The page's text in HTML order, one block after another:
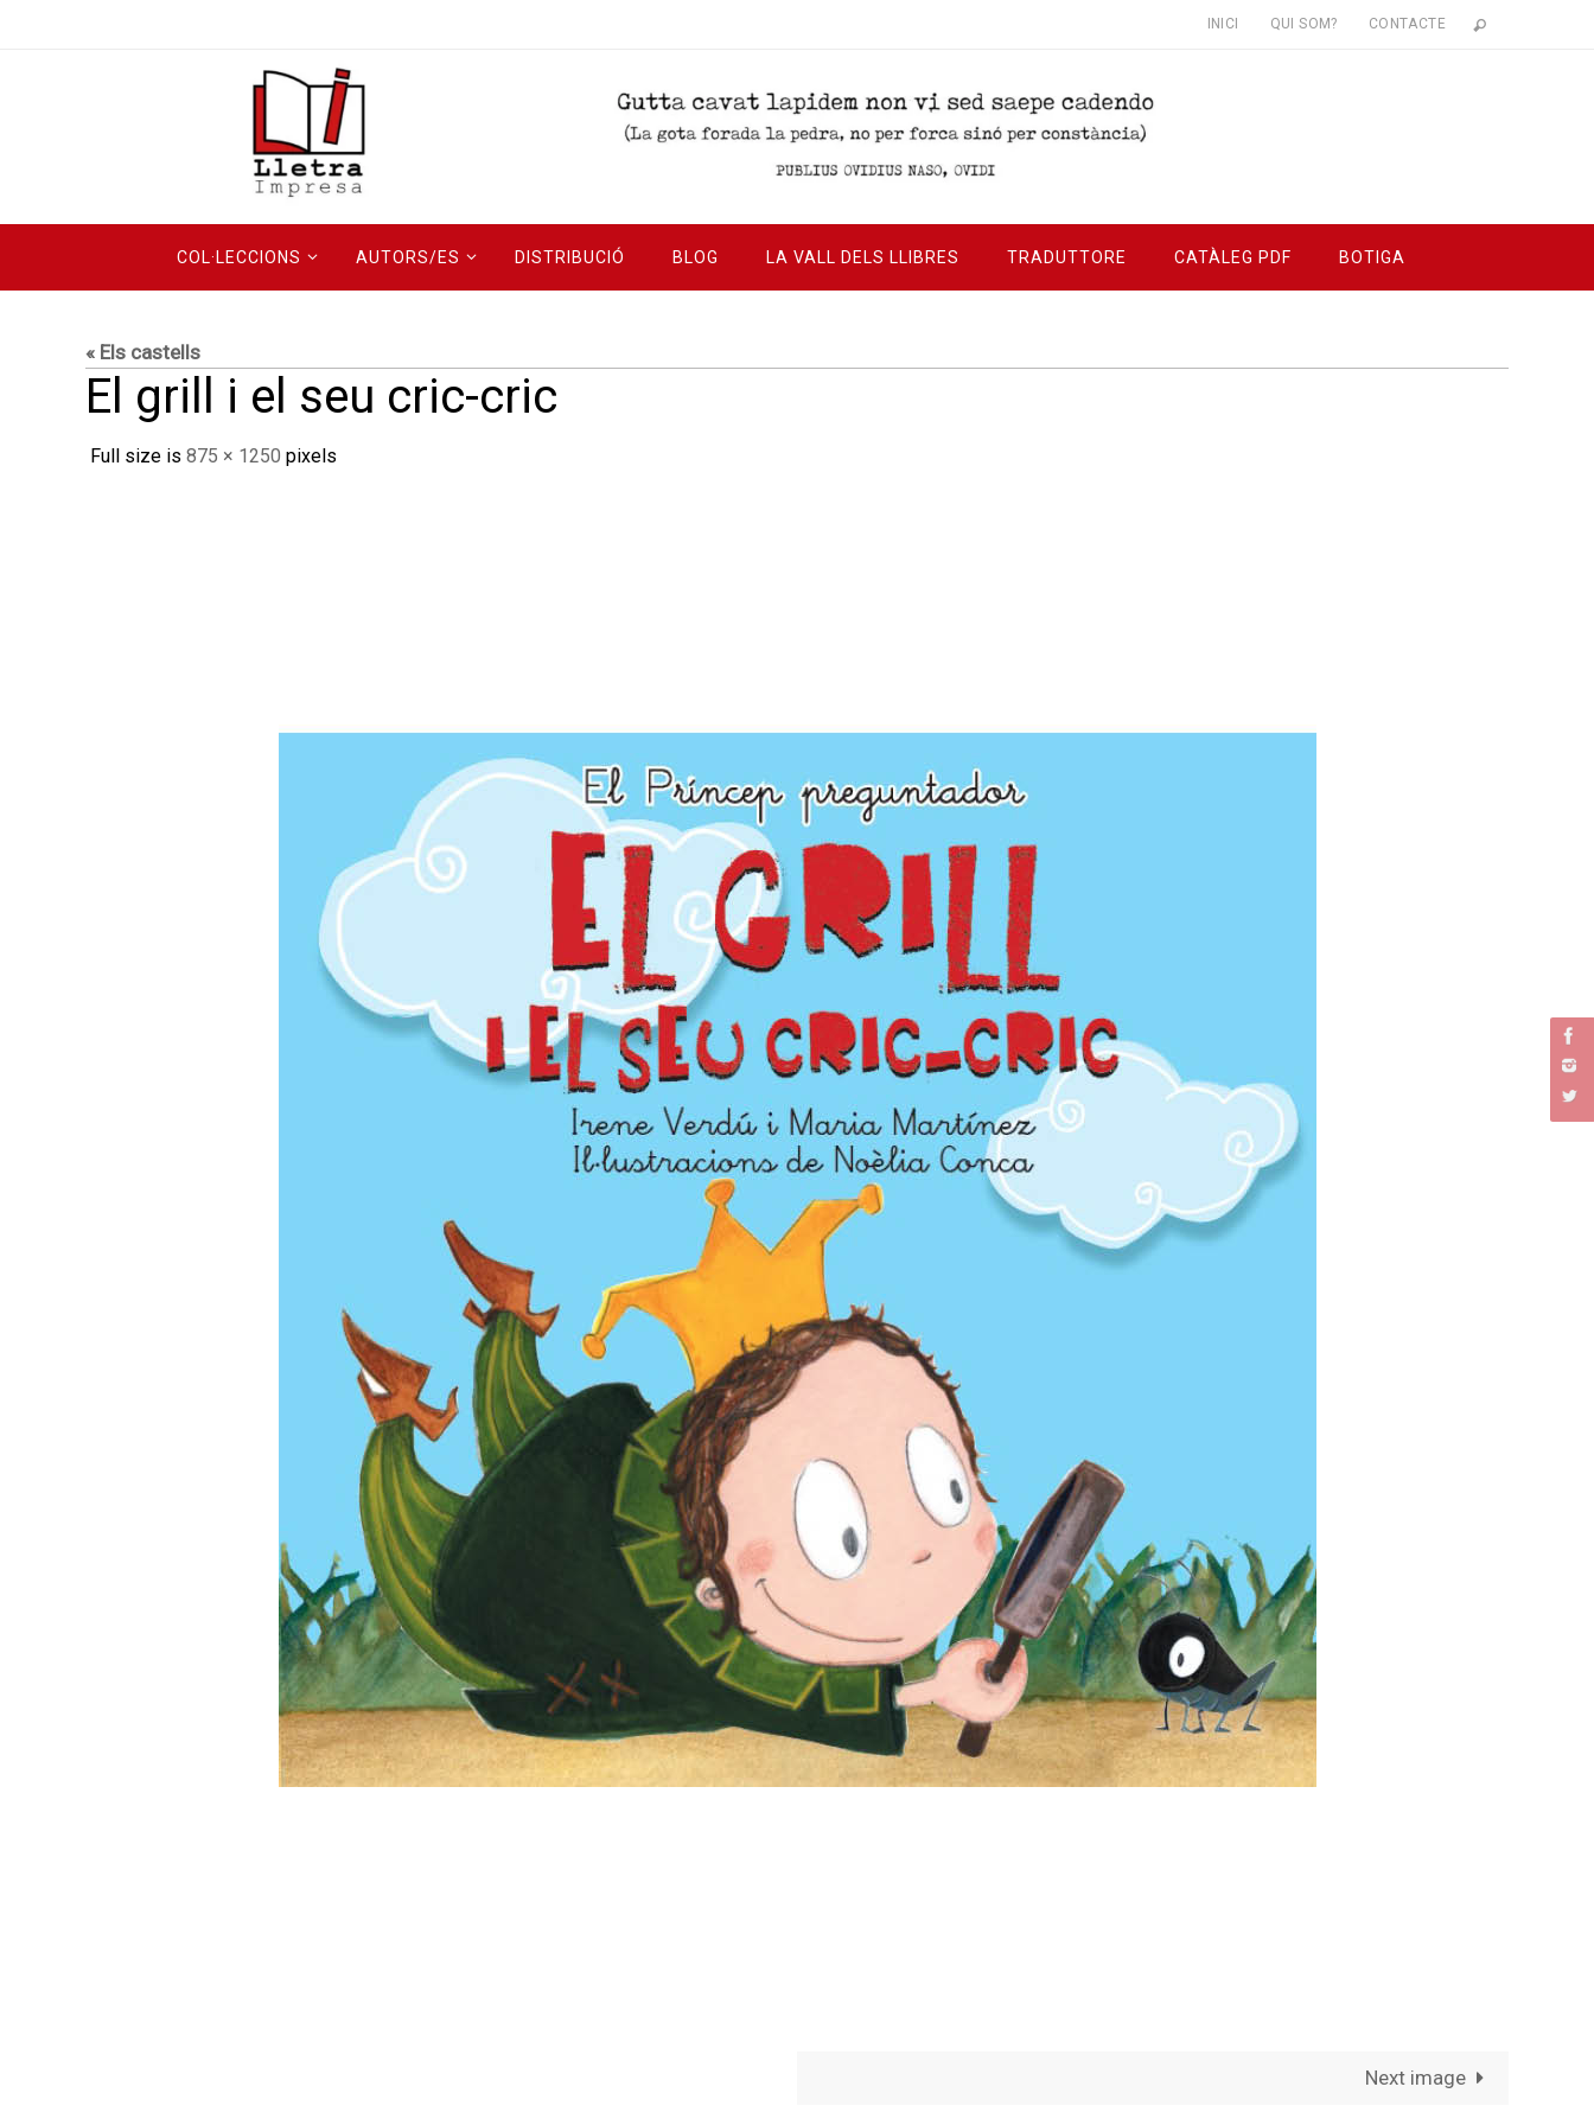
INICI QUI SOM? CONTACTE
COL·LECCIONS AUTORS/ES DISTRIBUCIÓ BLOG LA VALL DELS LLIBRES TRADUTTORE CATÀLEG PDF BOTIGA
« Els castells
El grill i el seu cric-cric
Full size is 875 × 1250 pixels
Next image